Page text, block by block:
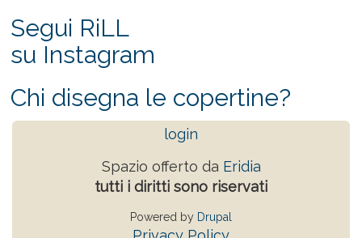
Segui RiLL
su Instagram
Chi disegna le copertine?
login
Spazio offerto da Eridia
tutti i diritti sono riservati
Powered by Drupal